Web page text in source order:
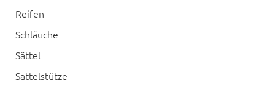
Reifen
Schläuche
Sättel
Sattelstütze